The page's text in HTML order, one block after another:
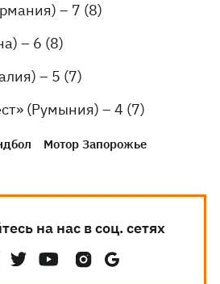
– 7 (8)
– 6 (8)
– 5 (7)
(Румыния) – 4 (7)
Мотор Запорожье
на нас в соц. сетях